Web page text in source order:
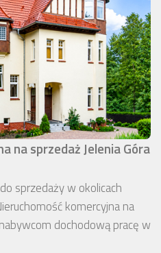
na sprzedaż Jelenia Góra
sprzedaży w okolicach
komercyjna na
dochodową pracę w